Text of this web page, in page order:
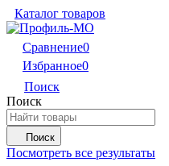
Каталог товаров
Сравнение0
Избранное0
Поиск
Поиск
Поиск
Посмотреть все результаты